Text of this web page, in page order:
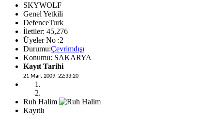
SKYWOLF
Genel Yetkili
DefenceTurk
İletiler: 45,276
Üyeler No :2
Durumu:Çevrimdışı
Konumu: SAKARYA
Kayıt Tarihi
21 Mart 2009, 22:33:20
Ruh Halim
Kayıtlı